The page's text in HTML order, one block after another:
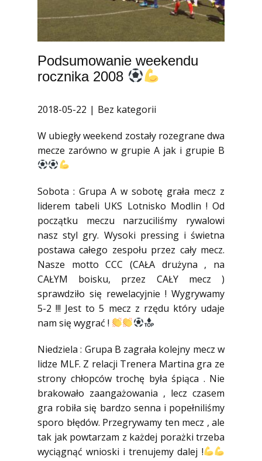
Podsumowanie weekendu
rocznika 2008
2018-05-22 Bez kategorii
W ubiegły weekend zostały rozegrane dwa
mecze zarówno w grupie A jak i grupie B
Sobota : Grupa A w sobotę grała mecz z
liderem tabeli UKS Lotnisko Modlin ! Od
początku meczu narzuciliśmy rywalowi
nasz styl gry. Wysoki pressing i świetna
postawa całego zespołu przez cały mecz.
Nasze motto CCC (CAŁA drużyna , na
CAŁYM boisku, przez CAŁY mecz )
sprawdziło się rewelacyjnie ! Wygrywamy
5-2 !!! Jest to 5 mecz z rzędu który udaje
nam się wygrać !
Niedziela : Grupa B zagrała kolejny mecz w
lidze MLF. Z relacji Trenera Martina gra ze
strony chłopców trochę była śpiąca . Nie
brakowało zaangażowania , lecz czasem
gra robiła się bardzo senna i popełniliśmy
sporo błędów. Przegrywamy ten mecz , ale
tak jak powtarzam z każdej porażki trzeba
wyciągnąć wnioski i trenujemy dalej !